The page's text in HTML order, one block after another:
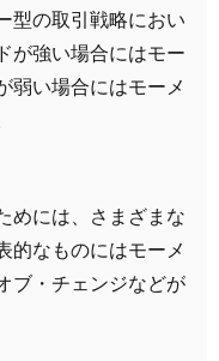
型の取引戦略におい
が強い場合にはモー
弱い場合にはモーメ
めには、さまざまな
的なものにはモーメ
ブ・チェンジなどが